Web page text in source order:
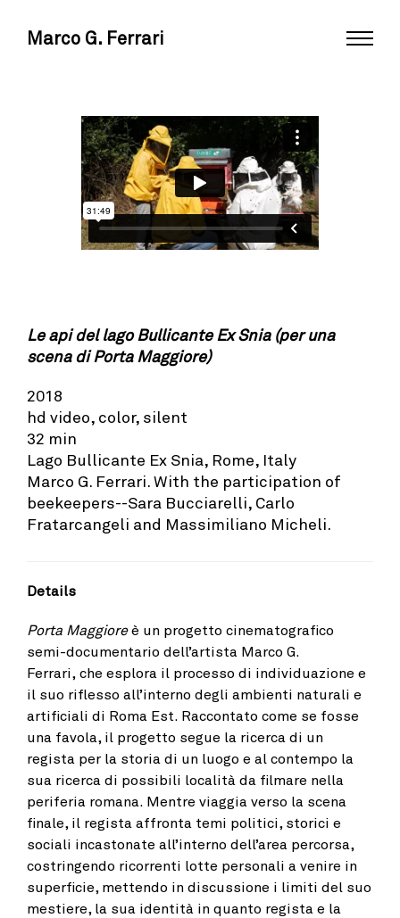
Marco G. Ferrari
Le api del lago Bullicante Ex Snia (per una
scena di Porta Maggiore)
2018
hd video, color, silent
32 min
Lago Bullicante Ex Snia, Rome, Italy
Marco G. Ferrari. With the participation of
beekeepers--Sara Bucciarelli, Carlo
Fratarcangeli and Massimiliano Micheli.
Details
Porta Maggioreè un progetto cinematografico
semi-documentario dell’artista Marco G.
Ferrari, che esplora il processo di individuazione e
il suo riflesso all’interno degli ambienti naturali e
artificiali di Roma Est. Raccontato come se fosse
una favola, il progetto segue la ricerca di un
regista per la storia di un luogo e al contempo la
sua ricerca di possibili località da filmare nella
periferia romana. Mentre viaggia verso la scena
finale, il regista affronta temi politici, storici e
sociali incastonate all’interno dell’area percorsa,
costringendo ricorrenti lotte personali a venire in
superficie, mettendo in discussione i limiti del suo
mestiere, la sua identità in quanto regista e la